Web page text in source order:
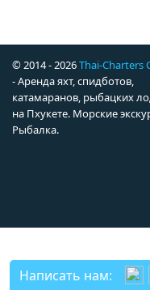
© 2014 - 2026Thai-Charters
- Аренда яхт, спидботов,
катамаранов, рыбацких
на Пхукете. Морские
Рыбалка.
Написать нам: